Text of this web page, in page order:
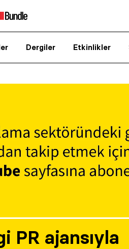
Dergiler Etkinlikler
PR ajansıyla